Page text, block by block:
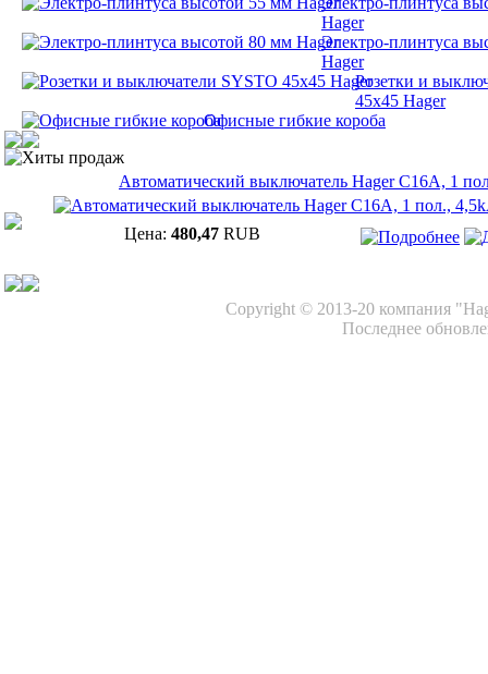
Hager
Электро-плинтуса
Hager
Розетки и
45х45 Hager
Офисные гибкие короба
Хиты продаж
Автоматический выключатель Hager C16A, 1
Цена: 480,47 RUB
Copyright © 2013-20 компания
Последнее